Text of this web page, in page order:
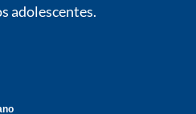
adolescentes.